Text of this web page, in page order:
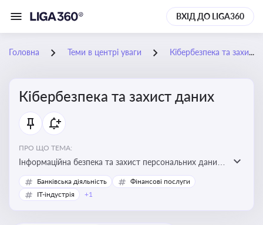
ВХІД ДО LIGA360
Головна Теми в центрі уваги Кібербезпека та захист даних
Кібербезпека та захист даних
ПРО ЩО ТЕМА:
Інформаційна безпека та захист персональних даних
на підприємстві
Банківська діяльність
Фінансові послуги
IT-індустрія
+1